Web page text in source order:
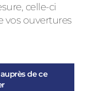
celle-ci
vos ouvertures
de ce